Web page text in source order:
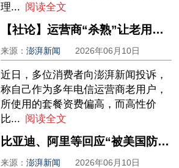
理... 阅读全文
【社论】运营商“杀熟”让老用户寒心
来源：澎湃新闻 2026年06月10日
近日，多位消费者向澎湃新闻投诉，
称自己作为多年电信运营商老用户，
所使用的套餐资费偏高，而高性价
比... 阅读全文
比亚迪、阿里等回应“被美国防部列入中国军工企业名单”：没有正当理由，无任何依据
来源：澎湃新闻 2026年06月10日